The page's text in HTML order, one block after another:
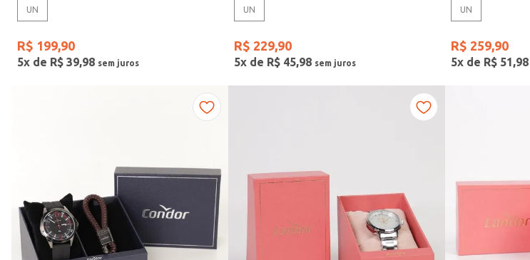
UN
R$ 199,90
5x de R$ 39,98
UN
R$ 229,90
5x de R$ 45,98
UN
R$ 259,90
5x de R$ 51,98